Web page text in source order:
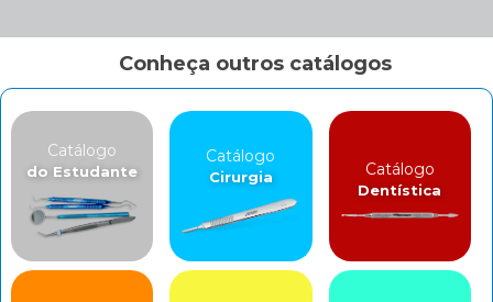
Conheça outros catálogos
Catálogo
do Estudante
Catálogo
Cirurgia Catálogo
Dentística